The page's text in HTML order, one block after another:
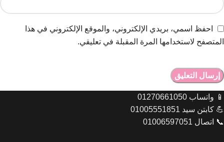
احفظ اسمي، بريدي الإلكتروني، والموقع الإلكتروني في هذا
المتصفح لاستخدامها المرة المقبلة في تعليقي.
📱 واتساب 01270661050
💪 كابتن سيد 01005551851
📞 اتصال 01006597051